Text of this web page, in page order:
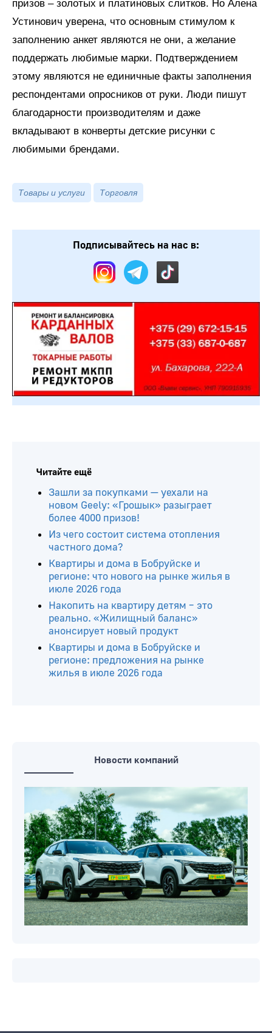
призов – золотых и платиновых слитков. Но Алена
Устинович уверена, что основным стимулом к
заполнению анкет являются не они, а желание
поддержать любимые марки. Подтверждением
этому являются не единичные факты заполнения
респондентами опросников от руки. Люди пишут
благодарности производителям и даже
вкладывают в конверты детские рисунки с
любимыми брендами.
Товары и услуги Торговля
Подписывайтесь на нас в:
Читайте ещё
Зашли за покупками — уехали на
новом Geely: «Грошык» разыграет
более 4000 призов!
Из чего состоит система отопления
частного дома?
Квартиры и дома в Бобруйске и
регионе: что нового на рынке жилья в
июле 2026 года
Накопить на квартиру детям – это
реально. «Жилищный баланс»
анонсирует новый продукт
Квартиры и дома в Бобруйске и
регионе: предложения на рынке
жилья в июле 2026 года
Новости компаний